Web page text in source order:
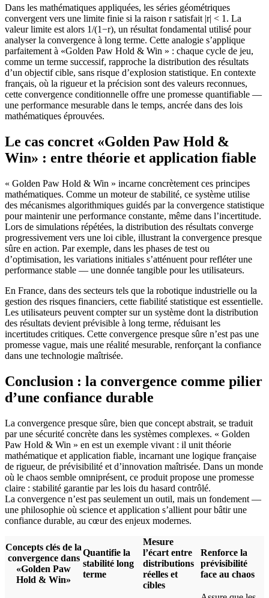
Dans les mathématiques appliquées, les séries géométriques
convergent vers une limite finie si la raison r satisfait |r| < 1. La
valeur limite est alors 1/(1−r), un résultat fondamental utilisé pour
analyser la convergence à long terme. Cette analogie s’applique
parfaitement à «Golden Paw Hold & Win » : chaque cycle de jeu,
comme un terme successif, rapproche la distribution des résultats
d’un objectif cible, sans risque d’explosion statistique. En contexte
français, où la rigueur et la précision sont des valeurs reconnues,
cette convergence conditionnelle offre une promesse quantifiable —
une performance mesurable dans le temps, ancrée dans des lois
mathématiques éprouvées.
Le cas concret «Golden Paw Hold &
Win» : entre théorie et application fiable
« Golden Paw Hold & Win » incarne concrètement ces principes
mathématiques. Comme un moteur de stabilité, ce système utilise
des mécanismes algorithmiques guidés par la convergence statistique
pour maintenir une performance constante, même dans l’incertitude.
Lors de simulations répétées, la distribution des résultats converge
progressivement vers une loi cible, illustrant la convergence presque
sûre en action. Par exemple, dans les phases de test ou
d’optimisation, les variations initiales s’atténuent pour refléter une
performance stable — une donnée tangible pour les utilisateurs.
En France, dans des secteurs tels que la robotique industrielle ou la
gestion des risques financiers, cette fiabilité statistique est essentielle.
Les utilisateurs peuvent compter sur un système dont la distribution
des résultats devient prévisible à long terme, réduisant les
incertitudes critiques. Cette convergence presque sûre n’est pas une
promesse vague, mais une réalité mesurable, renforçant la confiance
dans une technologie maîtrisée.
Conclusion : la convergence comme pilier
d’une confiance durable
La convergence presque sûre, bien que concept abstrait, se traduit
par une sécurité concrète dans les systèmes complexes. « Golden
Paw Hold & Win » en est un exemple vivant : il unit théorie
mathématique et application fiable, incarnant une logique française
de rigueur, de prévisibilité et d’innovation maîtrisée. Dans un monde
où le chaos semble omniprésent, ce produit propose une promesse
claire : stabilité garantie par les lois du hasard contrôlé.
La convergence n’est pas seulement un outil, mais un fondement —
une philosophie où science et application s’allient pour bâtir une
confiance durable, au cœur des enjeux modernes.
Concepts clés de la
convergence dans
«Golden Paw
Hold & Win»
Quantifie la
stabilité long
terme
Mesure
l’écart entre
distributions
réelles et
cibles
Renforce la
prévisibilité
face au chaos